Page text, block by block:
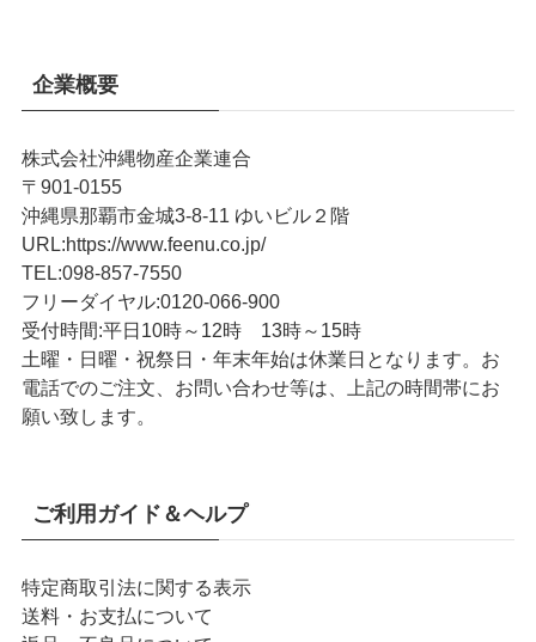
企業概要
株式会社沖縄物産企業連合
〒901-0155
沖縄県那覇市金城3-8-11 ゆいビル２階
URL :https://www.feenu.co.jp/
TEL :098-857-7550
フリーダイヤル:0120-066-900
受付時間:平日10時～12時 13時～15時
土曜・日曜・祝祭日・年末年始は休業日となります。お
電話でのご注文、お問い合わせ等は、上記の時間帯にお
願い致します。
ご利用ガイド＆ヘルプ
特定商取引法に関する表示
送料・お支払について